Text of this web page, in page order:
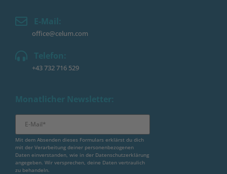
E-Mail:
office@celum.com
Telefon:
+43 732 716 529
Monatlicher Newsletter:
Mit dem Absenden dieses Formulars erklärst du dich
mit der Verarbeitung deiner personenbezogenen
Daten einverstanden, wie in der Datenschutzerklärung
angegeben. Wir versprechen, deine Daten vertraulich
zu behandeln.